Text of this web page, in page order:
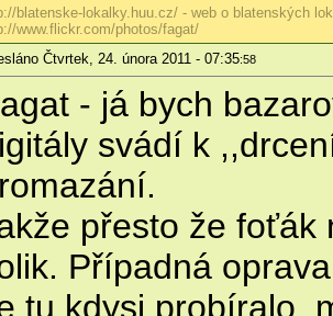
blatenske-lokalky.huu.cz/ - web o blatenských
www.flickr.com/photos/fagat/
Čtvrtek, 24. února 2011 - 07:35:58
- já bych
svádí k
přesto že
Případná
tu kdysi probíralo,